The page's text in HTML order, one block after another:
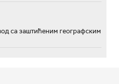
са заштићеним географским